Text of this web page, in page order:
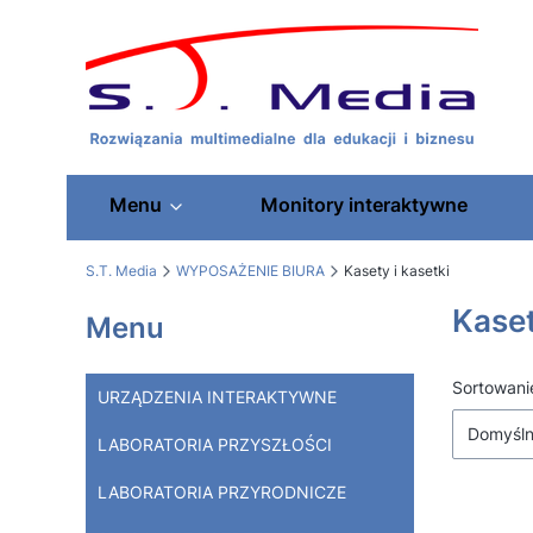
Menu Monitory interaktywne
S.T. Media WYPOSAŻENIE BIURA Kasety i kasetki
Menu
URZĄDZENIA INTERAKTYWNE
LABORATORIA PRZYSZŁOŚCI
LABORATORIA PRZYRODNICZE
Lista